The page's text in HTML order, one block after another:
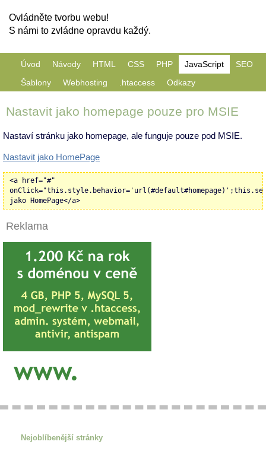
Ovládněte tvorbu webu!
S námi to zvládne opravdu každý.
Úvod Návody HTML CSS PHP JavaScript
SEO
Šablony
Webhosting .htaccess Odkazy
Nastavit jako homepage pouze pro MSIE
Nastaví stránku jako homepage, ale funguje pouze pod MSIE.
Nastavit jako HomePage
<a href="#"
jako HomePage</a>
Reklama
Nejoblíbenější stránky